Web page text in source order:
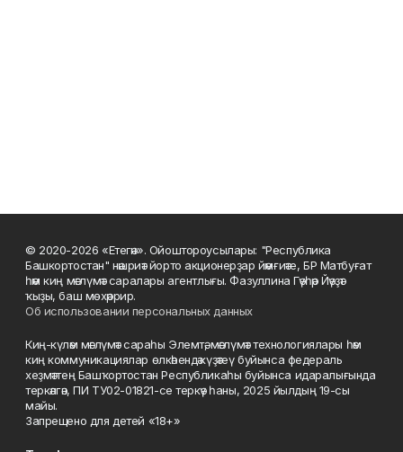
© 2020-2026 «Етегән». Ойоштороусылары: "Республика
Башкортостан" нәшриәт йорто акционерҙар йәмғиәте, БР Матбуғат
һәм киң мәғлүмәт саралары агентлығы. Фазуллина Гәүһәр Йәүҙәт
ҡыҙы, баш мөхәррир.
Об использовании персональных данных
Киң-күләм мәғлүмәт сараһы Элемтә, мәғлүмәт технологиялары һәм
киң коммуникациялар өлкәһендә күҙәтеү буйынса федераль
хеҙмәттең Башҡортостан Республикаһы буйынса идаралығында
теркәлгән, ПИ ТУ02-01821-се теркәү һаны, 2025 йылдың 19-сы
майы.
Запрещено для детей «18+»